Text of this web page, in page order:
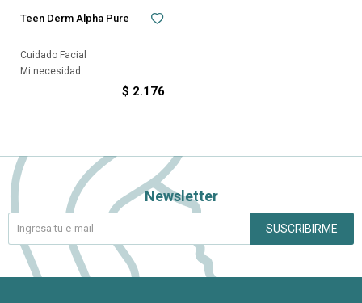
Teen Derm Alpha Pure
Cuidado Facial
Mi necesidad
$ 2.176
Newsletter
SUSCRIBIRME